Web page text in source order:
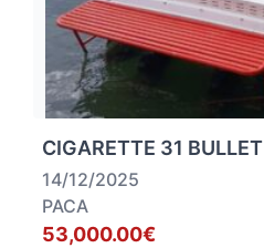
CIGARETTE 31 BULLET
14/12/2025
PACA
53,000.00€